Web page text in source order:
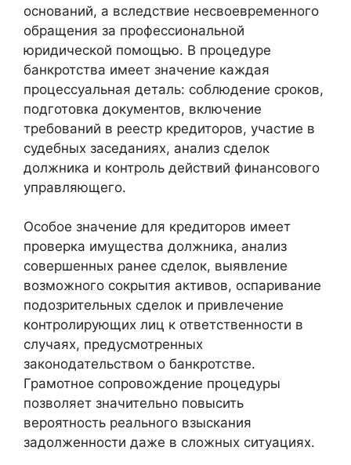
оснований, а вследствие несвоевременного
обращения за профессиональной
юридической помощью. В процедуре
банкротства имеет значение каждая
процессуальная деталь: соблюдение сроков,
подготовка документов, включение
требований в реестр кредиторов, участие в
судебных заседаниях, анализ сделок
должника и контроль действий финансового
управляющего.
Особое значение для кредиторов имеет
проверка имущества должника, анализ
совершенных ранее сделок, выявление
возможного сокрытия активов, оспаривание
подозрительных сделок и привлечение
контролирующих лиц к ответственности в
случаях, предусмотренных
законодательством о банкротстве.
Грамотное сопровождение процедуры
позволяет значительно повысить
вероятность реального взыскания
задолженности даже в сложных ситуациях.